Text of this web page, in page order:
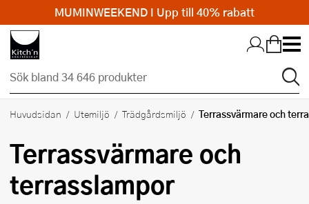
Hopp till huvudinnehållet
Huvudsidan Utemiljö Trädgårdsmiljö Terrassvärmare och
Terrassvärmare och
terrasslampor
MUMINWEEKEND I Upp till 40% rabatt